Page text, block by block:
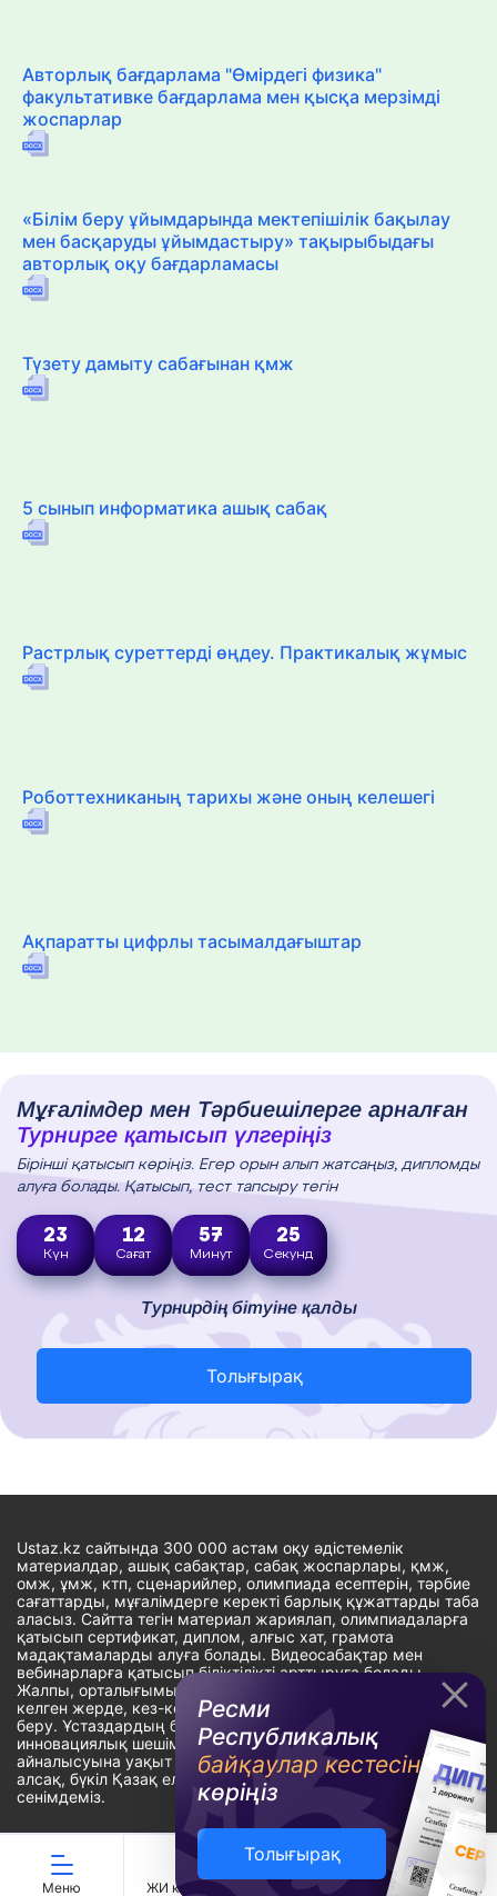
Ресми
Республикалық
байқаулар кестесін
көріңіз
Толығырақ
Авторлық бағдарлама "Өмірдегі физика"
факультативке бағдарлама мен қысқа мерзімді
жоспарлар
«Білім беру ұйымдарында мектепішілік бақылау
мен басқаруды ұйымдастыру» тақырыбыдағы
авторлық оқу бағдарламасы
Түзету дамыту сабағынан қмж
5 сынып информатика ашық сабақ
Растрлық суреттерді өңдеу. Практикалық жұмыс
Роботтехниканың тарихы және оның келешегі
Ақпаратты цифрлы тасымалдағыштар
Мұғалімдер мен Тәрбиешілерге арналған
Турнирге қатысып үлгеріңіз
Бірінші қатысып көріңіз. Егер орын алып жатсаңыз, дипломды
алуға болады. Қатысып, тест тапсыру тегін
23
Күн
12
Сағат
57
Минут
24
Секунд
Турнирдің бітуіне қалды
Толығырақ
Меню ЖИ көмекші Ойындар Дайын ҚМЖ
Ustaz.kz сайтында 300 000 астам оқу әдістемелік
материалдар, ашық сабақтар, сабақ жоспарлары, қмж,
омж, ұмж, ктп, сценарийлер, олимпиада есептерін, тәрбие
сағаттарды, мұғалімдерге керекті барлық құжаттарды таба
аласыз. Сайтта тегін материал жариялап, олимпиадаларға
қатысып сертификат, диплом, алғыс хат, грамота
мадақтамаларды алуға болады. Видеосабақтар мен
вебинарларға қатысып біліктілікті арттыруға болады.
Жалпы, орталығымыздың басты мақсаты: ұстаздарға кез-
келген жерде, кез-келген уақытта білім алуына мүмкіндік
беру. Ұстаздардың барлық өзекті мәселелеріне
инновациялық шешім тауып, шығармашылық жұмыспен
айналысуына уақыт сыйлау. «Ұстаздарға сапалы білім бере
алсақ, бүкіл Қазақ еліне білім бере аламыз» - деген
сенімдеміз.
Сайт Peaksoft веб-студиясында жасалған - Peaksoft.kz